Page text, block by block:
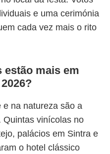
e uma cerimónia
cada vez mais o rito
estão mais em
na natureza são a
Quintas vinícolas no
palácios em Sintra e
o hotel clássico